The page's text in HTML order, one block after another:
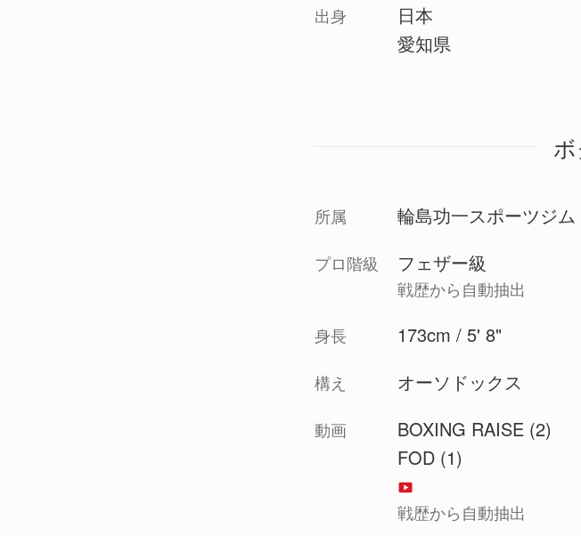
出身
日本
愛知県
所属 輪島功一スポーツジム
プロ階級 フェザー級
戦歴から自動抽出
身長 173cm / 5' 8"
構え オーソドックス
動画
BOXING RAISE (2)
FOD (1)
戦歴から自動抽出